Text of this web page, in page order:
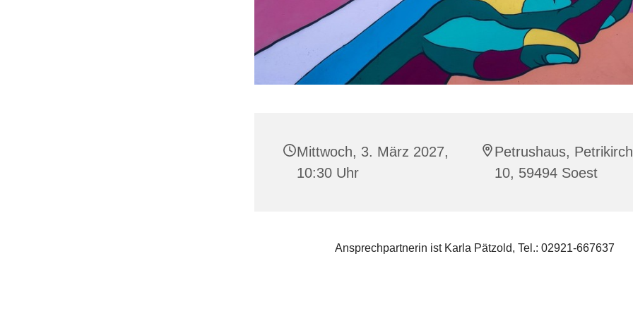
Mittwoch, 3. März 2027,
10:30 Uhr
Petrushaus,
10, 59494 Soest
Ansprechpartnerin ist Karla Pätzold, Tel.: 02921-667637